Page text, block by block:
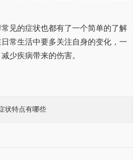
见的症状也都有了一个简单的了解
常生活中要多关注自身的变化，一
少疾病带来的伤害。
状特点有哪些